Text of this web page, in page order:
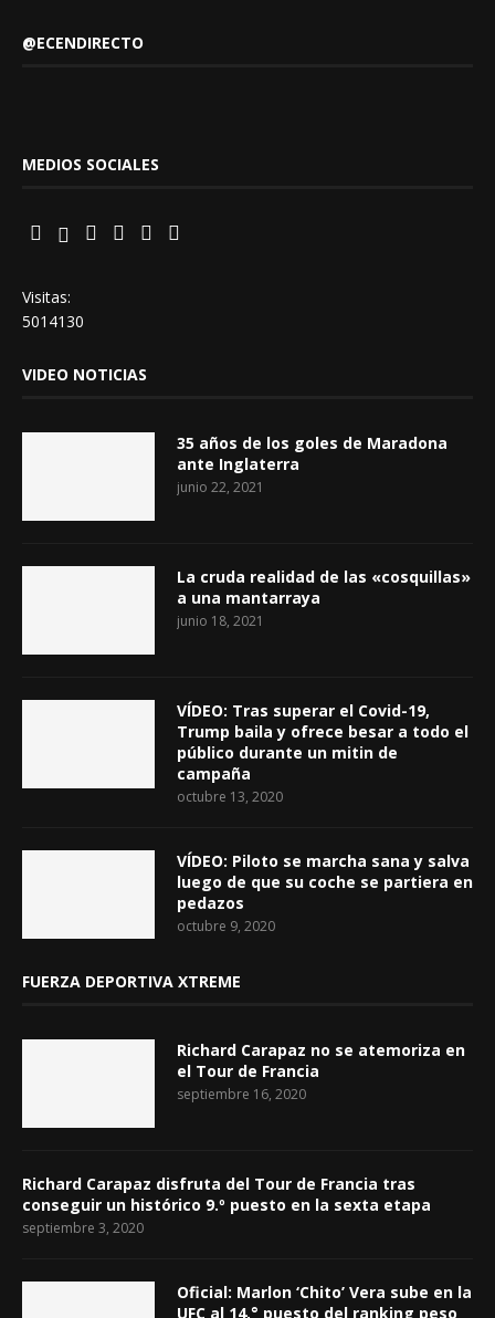
@ECENDIRECTO
MEDIOS SOCIALES
Visitas:
5014130
VIDEO NOTICIAS
35 años de los goles de Maradona
ante Inglaterra
junio 22, 2021
La cruda realidad de las «cosquillas»
a una mantarraya
junio 18, 2021
VÍDEO: Tras superar el Covid-19,
Trump baila y ofrece besar a todo el
público durante un mitin de
campaña
octubre 13, 2020
VÍDEO: Piloto se marcha sana y salva
luego de que su coche se partiera en
pedazos
octubre 9, 2020
FUERZA DEPORTIVA XTREME
Richard Carapaz no se atemoriza en
el Tour de Francia
septiembre 16, 2020
Richard Carapaz disfruta del Tour de Francia tras
conseguir un histórico 9.º puesto en la sexta etapa
septiembre 3, 2020
Oficial: Marlon ‘Chito’ Vera sube en la
UFC al 14.° puesto del ranking peso